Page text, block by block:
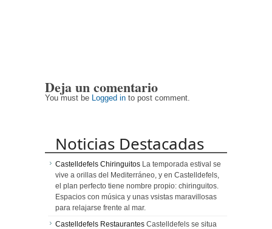
Deja un comentario
You must be Logged in to post comment.
Noticias Destacadas
Castelldefels Chiringuitos La temporada estival se
vive a orillas del Mediterráneo, y en Castelldefels,
el plan perfecto tiene nombre propio: chiringuitos.
Espacios con música y unas vsistas maravillosas
para relajarse frente al mar.
Castelldefels Restaurantes Castelldefels se situa